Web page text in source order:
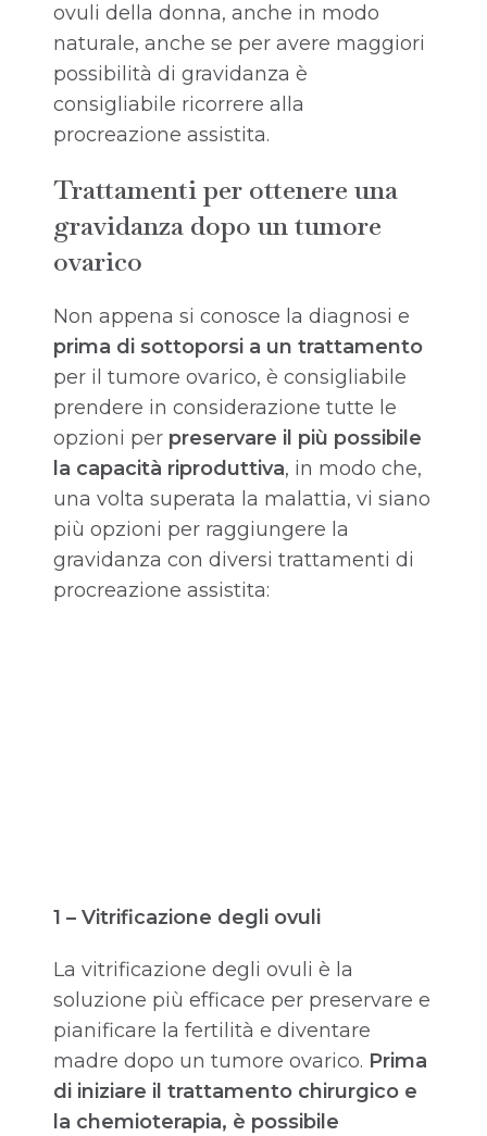
ovuli della donna, anche in modo
naturale, anche se per avere maggiori
possibilità di gravidanza è
consigliabile ricorrere alla
procreazione assistita.
Trattamenti per ottenere una
gravidanza dopo un tumore
ovarico
Non appena si conosce la diagnosi e
prima di sottoporsi a un trattamento
per il tumore ovarico, è consigliabile
prendere in considerazione tutte le
opzioni per preservare il più possibile
la capacità riproduttiva, in modo che,
una volta superata la malattia, vi siano
più opzioni per raggiungere la
gravidanza con diversi trattamenti di
procreazione assistita:
1 – Vitrificazione degli ovuli
La vitrificazione degli ovuli è la
soluzione più efficace per preservare e
pianificare la fertilità e diventare
madre dopo un tumore ovarico. Prima
di iniziare il trattamento chirurgico e
la chemioterapia, è possibile